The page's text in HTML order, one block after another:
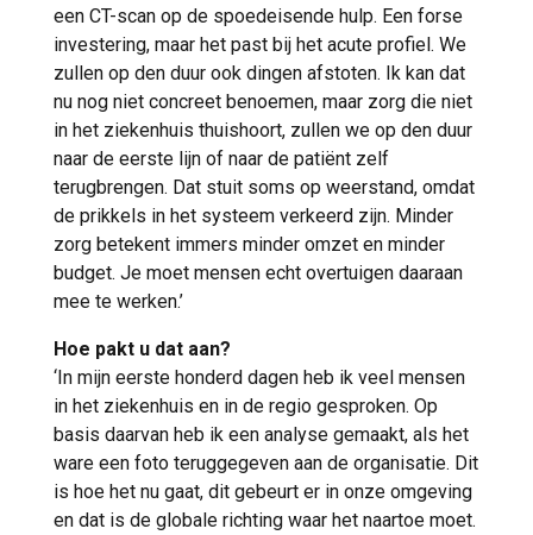
een CT-scan op de spoedeisende hulp. Een forse
investering, maar het past bij het acute profiel. We
zullen op den duur ook dingen afstoten. Ik kan dat
nu nog niet concreet benoemen, maar zorg die niet
in het ziekenhuis thuishoort, zullen we op den duur
naar de eerste lijn of naar de patiënt zelf
terugbrengen. Dat stuit soms op weerstand, omdat
de prikkels in het systeem verkeerd zijn. Minder
zorg betekent immers minder omzet en minder
budget. Je moet mensen echt overtuigen daaraan
mee te werken.’
Hoe pakt u dat aan?
‘In mijn eerste honderd dagen heb ik veel mensen
in het ziekenhuis en in de regio gesproken. Op
basis daarvan heb ik een analyse gemaakt, als het
ware een foto teruggegeven aan de organisatie. Dit
is hoe het nu gaat, dit gebeurt er in onze omgeving
en dat is de globale richting waar het naartoe moet.